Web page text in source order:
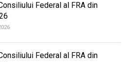
Federal al FRA din
Federal al FRA din